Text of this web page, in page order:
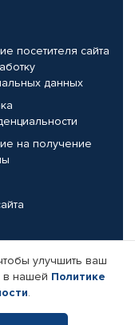
посетителя сайта
данных
на получение
компании
улучшить ваш
в нашей Политике
.